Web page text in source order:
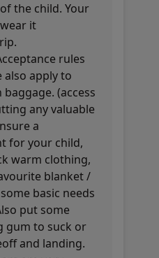
the child. Your
it
rules
also apply to
(access
any valuable
a
for your child,
warm clothing,
blanket /
basic needs
put some
gum to suck or
and landing.